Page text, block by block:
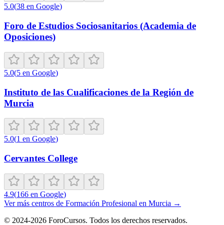
5.0(38 en Google)
Foro de Estudios Sociosanitarios (Academia de
Oposiciones)
5.0(5 en Google)
Instituto de las Cualificaciones de la Región de
Murcia
5.0(1 en Google)
Cervantes College
4.9(166 en Google)
Ver más centros de Formación Profesional en Murcia →
© 2024-2026 ForoCursos. Todos los derechos reservados.